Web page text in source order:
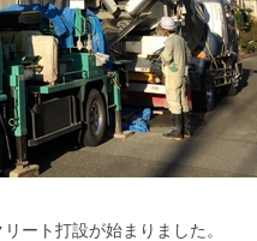
ート打設が始まりました。